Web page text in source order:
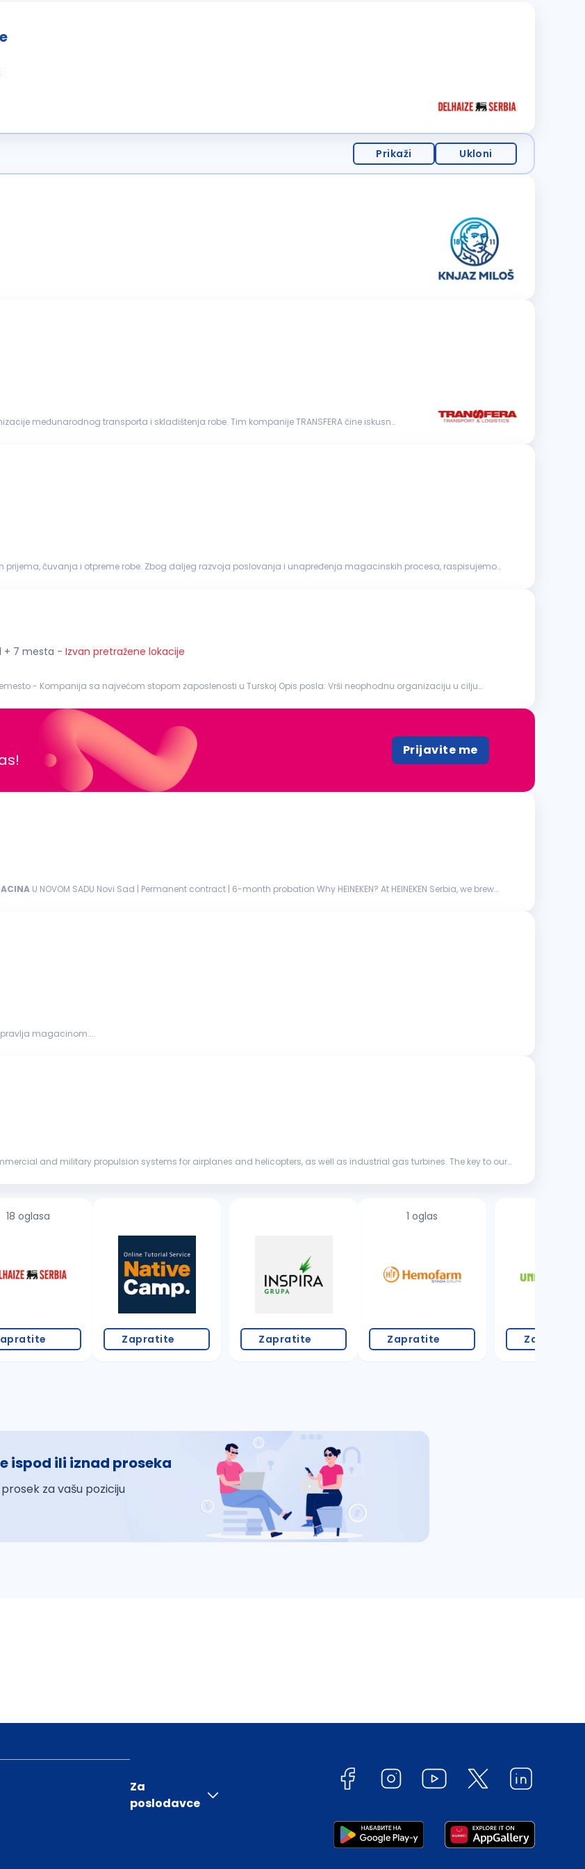
Prikaži Ukloni
međunarodnog transporta i skladištenja robe. Tim kompanije TRANSFERA čine iskusni
prijema, čuvanja i otpreme robe. Zbog daljeg razvoja poslovanja i unapređenja magacinskih procesa, raspisujemo
+ 7 mesta - Izvan pretražene lokacije
sa najvećom stopom zaposlenosti u Turskoj Opis posla: Vrši neophodnu organizaciju u cilju
Prijavite me
U NOVOM SADU Novi Sad | Permanent contract | 6-month probation Why HEINEKEN? At HEINEKEN Serbia, we brew
magacinom....
and military propulsion systems for airplanes and helicopters, as well as industrial gas turbines. The key to our
18 oglasa
Zapratite Zapratite
1 oglas
Zapratite Zapratite
ispod ili iznad proseka
za vašu poziciju
Za
poslodavce